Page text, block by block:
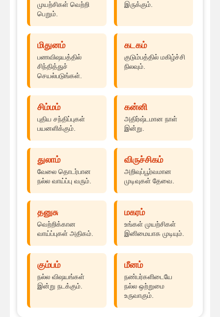
முயற்சிகள் வெற்றி
பெறும்.
இருக்கும்.
மிதுனம்
பணவிஷயத்தில்
சிந்தித்துச்
செயல்படுங்கள்.
கடகம்
குடும்பத்தில் மகிழ்ச்சி
நிலவும்.
சிம்மம்
புதிய சந்திப்புகள்
பயனளிக்கும்.
கன்னி
அதிர்ஷ்டமான நாள்
இன்று.
துலாம்
வேலை தொடர்பான
நல்ல வாய்ப்பு வரும்.
விருச்சிகம்
அறிவுப்பூர்வமான
முடிவுகள் தேவை.
தனுசு
வெற்றிக்கான
வாய்ப்புகள் அதிகம்.
மகரம்
உங்கள் முயற்சிகள்
இனிமையாக முடியும்.
கும்பம்
நல்ல விஷயங்கள்
இன்று நடக்கும்.
மீனம்
நண்பர்களிடையே
நல்ல ஒற்றுமை
உருவாகும்.